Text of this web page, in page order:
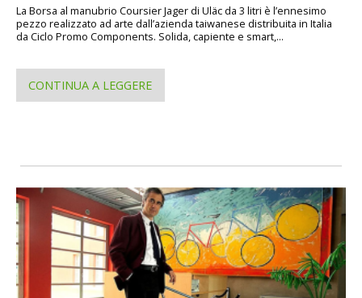
La Borsa al manubrio Coursier Jager di Uläc da 3 litri è l’ennesimo
pezzo realizzato ad arte dall’azienda taiwanese distribuita in Italia
da Ciclo Promo Components. Solida, capiente e smart,...
CONTINUA A LEGGERE